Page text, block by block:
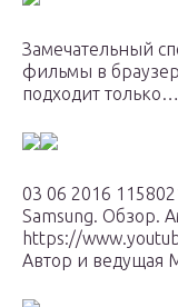
Замечательный
фильмы в
подходит только…
03 06 2016
Samsung. Обзор.
https://
Автор и ведущая